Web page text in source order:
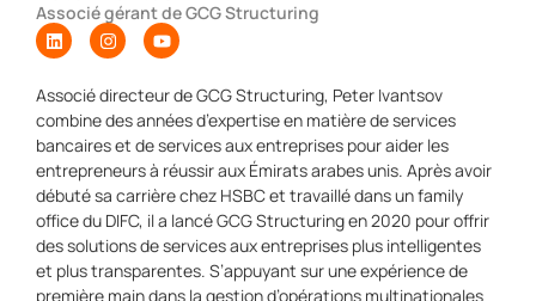
Associé gérant de GCG Structuring
Associé directeur de GCG Structuring, Peter Ivantsov
combine des années d’expertise en matière de services
bancaires et de services aux entreprises pour aider les
entrepreneurs à réussir aux Émirats arabes unis. Après avoir
débuté sa carrière chez HSBC et travaillé dans un family
office du DIFC, il a lancé GCG Structuring en 2020 pour offrir
des solutions de services aux entreprises plus intelligentes
et plus transparentes. S’appuyant sur une expérience de
première main dans la gestion d’opérations multinationales